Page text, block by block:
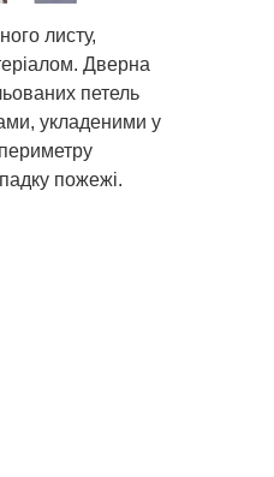
листу,
Дверна
петель
укладеними у
пожежі.